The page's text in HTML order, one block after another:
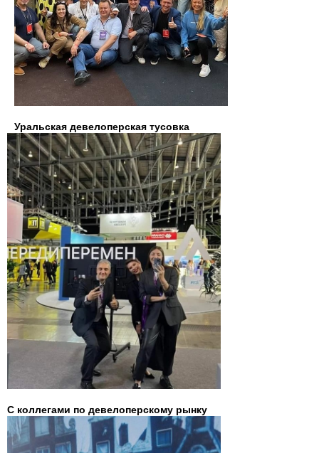
Уральская девелоперская тусовка
С коллегами по девелоперскому рынку